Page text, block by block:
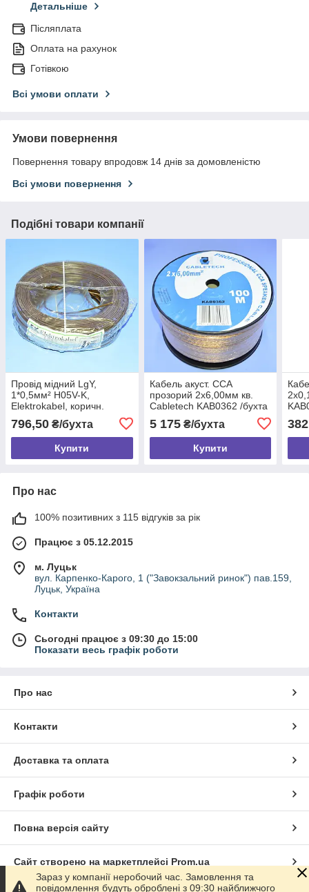
Детальніше
Післяплата
Оплата на рахунок
Готівкою
Всі умови оплати
Умови повернення
Повернення товару впродовж 14 днів за домовленістю
Всі умови повернення
Подібні товари компанії
Провід мідний LgY,
1*0,5мм² H05V-K,
Elektrokabel, коричн.
796,50 ₴/бухта
Купити
Кабель акуст. CCA
прозорий 2х6,00мм кв.
Cabletech KAB0362 /бухта
5 175₴/бухта
Купити
Про нас
100% позитивних з 115 відгуків за рік
Працює з 05.12.2015
м. Луцьк
вул. Карпенко-Карого, 1 ("Завокзальний ринок") пав.159,
Луцьк, Україна
Контакти
Сьогодні працює з 09:30 до 15:00
Показати весь графік роботи
Про нас
Контакти
Доставка та оплата
Графік роботи
Повна версія сайту
Сайт створено на маркетплейсі Prom.ua
Зараз у компанії неробочий час. Замовлення та
повідомлення будуть оброблені з 09:30 найближчого